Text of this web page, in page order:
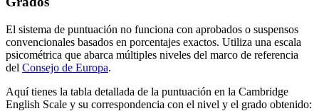
El sistema de puntuación no funciona con aprobados o suspensos
convencionales basados en porcentajes exactos. Utiliza una escala
psicométrica que abarca múltiples niveles del marco de referencia
del Consejo de Europa.
Aquí tienes la tabla detallada de la puntuación en la Cambridge
English Scale y su correspondencia con el nivel y el grado obtenido: